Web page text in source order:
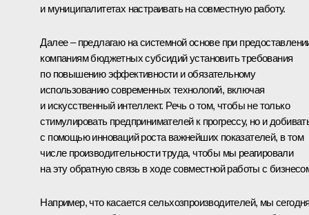
и муниципалитетах настраивать на совместную работу.
Далее – предлагаю на системной основе при
компаниям бюджетных субсидий установить требования
по повышению эффективности и обязательному
использованию современных технологий, включая
и искусственный интеллект. Речь о том, чтобы не только
стимулировать предпринимателей к прогрессу, но и
с помощью инноваций роста важнейших показателей, в том
числе производительности труда, чтобы мы реагировали
на эту обратную связь в ходе совместной работы с
Например, что касается сельхозпроизводителей, мы